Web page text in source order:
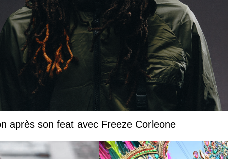
après son feat avec Freeze Corleone